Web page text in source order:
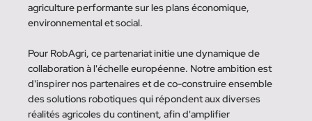
agriculture performante sur les plans économique,
environnemental et social.
Pour RobAgri, ce partenariat initie une dynamique de
collaboration à l'échelle européenne. Notre ambition est
d'inspirer nos partenaires et de co-construire ensemble
des solutions robotiques qui répondent aux diverses
réalités agricoles du continent, afin d'amplifier